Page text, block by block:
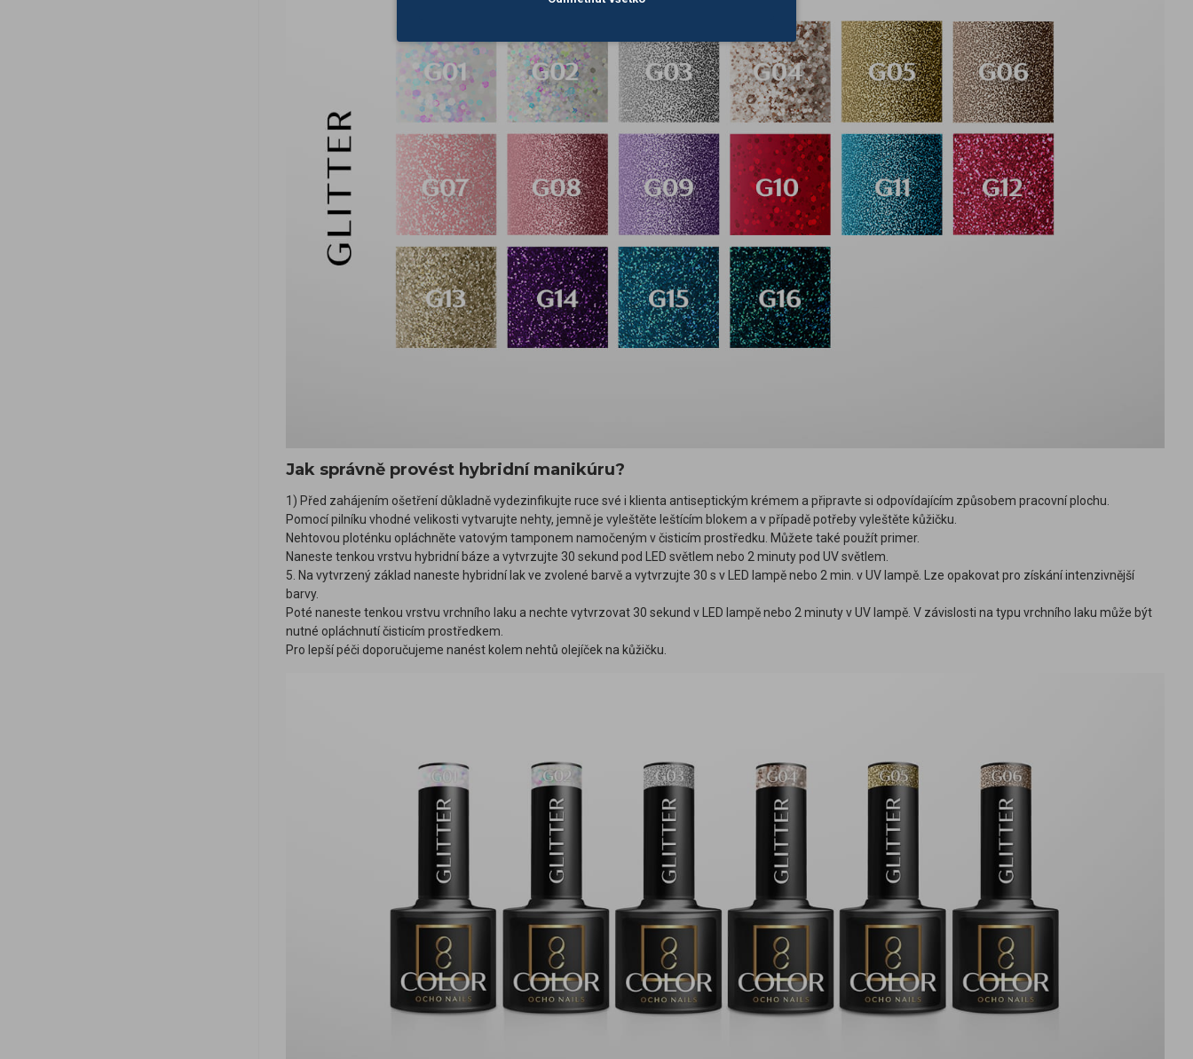
Jak správně provést hybridní manikúru?
1) Před zahájením ošetření důkladně vydezinfikujte ruce své i klienta antiseptickým krémem a připravte si odpovídajícím způsobem pracovní plochu.
Pomocí pilníku vhodné velikosti vytvarujte nehty, jemně je vyleštěte leštícím blokem a v případě potřeby vyleštěte kůžičku.
Nehtovou ploténku opláchněte vatovým tamponem namočeným v čisticím prostředku. Můžete také použít primer.
Naneste tenkou vrstvu hybridní báze a vytvrzujte 30 sekund pod LED světlem nebo 2 minuty pod UV světlem.
5. Na vytvrzený základ naneste hybridní lak ve zvolené barvě a vytvrzujte 30 s v LED lampě nebo 2 min. v UV lampě. Lze opakovat pro získání intenzivnější
barvy.
Poté naneste tenkou vrstvu vrchního laku a nechte vytvrzovat 30 sekund v LED lampě nebo 2 minuty v UV lampě. V závislosti na typu vrchního laku může být
nutné opláchnutí čisticím prostředkem.
Pro lepší péči doporučujeme nanést kolem nehtů olejíček na kůžičku.